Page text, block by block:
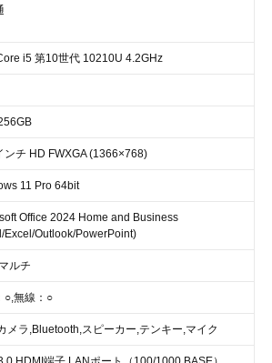
i5 第10世代 10210U 4.2GHz
ンチ HD FWXGA (1366×768)
11 Pro 64bit
Office 2024 Home and Business
Excel/Outlook/PowerPoint)
ルチ
○,無線：○
メラ,Bluetooth,スピーカー,テンキー,マイク